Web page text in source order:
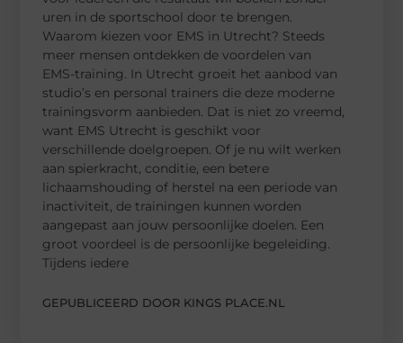
uren in de sportschool door te brengen.
Waarom kiezen voor EMS in Utrecht? Steeds
meer mensen ontdekken de voordelen van
EMS-training. In Utrecht groeit het aanbod van
studio’s en personal trainers die deze moderne
trainingsvorm aanbieden. Dat is niet zo vreemd,
want EMS Utrecht is geschikt voor
verschillende doelgroepen. Of je nu wilt werken
aan spierkracht, conditie, een betere
lichaamshouding of herstel na een periode van
inactiviteit, de trainingen kunnen worden
aangepast aan jouw persoonlijke doelen. Een
groot voordeel is de persoonlijke begeleiding.
Tijdens iedere
GEPUBLICEERD DOOR KINGS PLACE.NL